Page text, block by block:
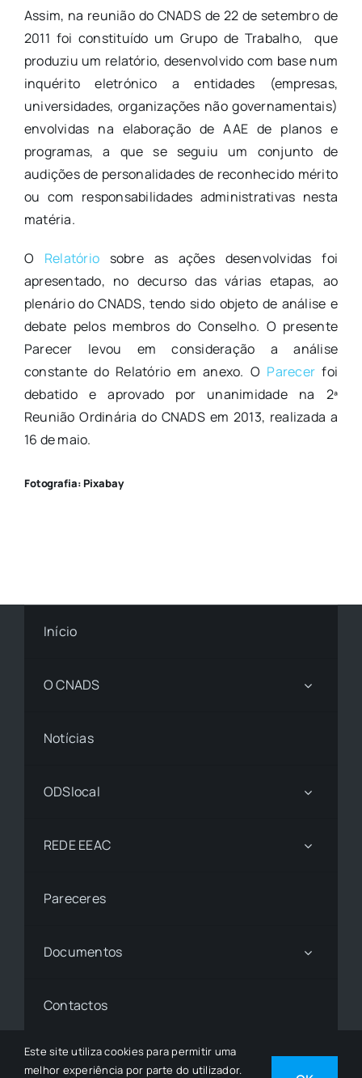
Assim, na reunião do CNADS de 22 de setembro de
2011 foi constituído um Grupo de Trabalho, que
produziu um relatório, desenvolvido com base num
inquérito eletrónico a entidades (empresas,
universidades, organizações não governamentais)
envolvidas na elaboração de AAE de planos e
programas, a que se seguiu um conjunto de
audições de personalidades de reconhecido mérito
ou com responsabilidades administrativas nesta
matéria.
O Relatório sobre as ações desenvolvidas foi
apresentado, no decurso das várias etapas, ao
plenário do CNADS, tendo sido objeto de análise e
debate pelos membros do Conselho. O presente
Parecer levou em consideração a análise
constante do Relatório em anexo. O Parecer foi
debatido e aprovado por unanimidade na 2ª
Reunião Ordinária do CNADS em 2013, realizada a
16 de maio.
Fotografia: Pixabay
Início
O CNADS
Notícias
ODSlocal
REDE EEAC
Pareceres
Documentos
Contactos
© 1997 - 2026• © Todos os Direitos Reservados •
Este site utiliza cookies para permitir uma
melhor experiência por parte do utilizador.